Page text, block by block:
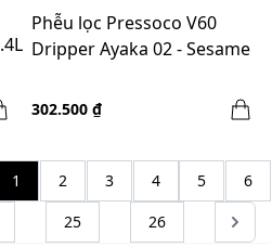
Phễu lọc Pressoco V60
Dripper Ayaka 02 - Sesame
302.500 ₫
1 2 3 4 5
6
25 26